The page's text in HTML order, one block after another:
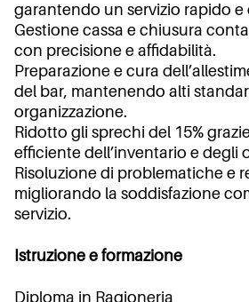
garantendo un servizio rapido e
Gestione cassa e chiusura
con precisione e affidabilità.
Preparazione e cura
del bar, mantenendo alti
organizzazione.
Ridotto gli sprechi del 15%
efficiente dell’inventario e degli
Risoluzione di problematiche e
migliorando la soddisfazione
servizio.
Istruzione e formazione
Diploma in Ragioneria